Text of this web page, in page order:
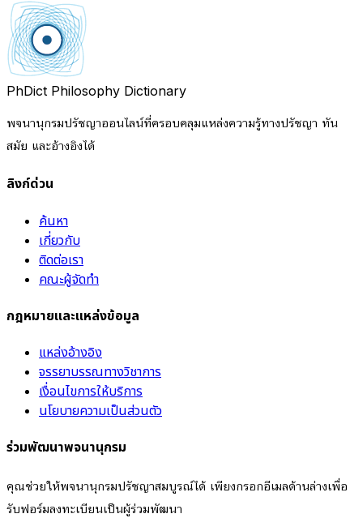
PhDict Philosophy Dictionary
พจนานุกรมปรัชญาออนไลน์ที่ครอบคลุมแหล่งความรู้ทางปรัชญา ทัน
สมัย และอ้างอิงได้
ลิงก์ด่วน
ค้นหา
เกี่ยวกับ
ติดต่อเรา
คณะผู้จัดทำ
กฎหมายและแหล่งข้อมูล
แหล่งอ้างอิง
จรรยาบรรณทางวิชาการ
เงื่อนไขการให้บริการ
นโยบายความเป็นส่วนตัว
ร่วมพัฒนาพจนานุกรม
คุณช่วยให้พจนานุกรมปรัชญาสมบูรณ์ได้ เพียงกรอกอีเมลด้านล่างเพื่อ
รับฟอร์มลงทะเบียนเป็นผู้ร่วมพัฒนา